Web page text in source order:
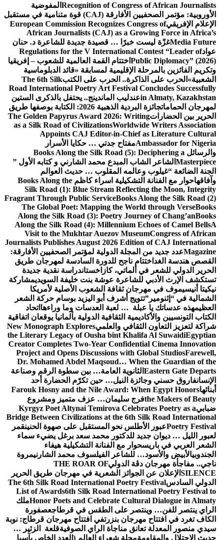
Recognition of Congress of African Journalists المفوضية
الأوروبية: مؤتمر الصحفيين الأفارقة (CAJ) قوة متنامية في مستقبل
الإعلام الإفريقيEuropean Commission Recognizes Congress of
African Journalists (CAJ) as a Growing Force in Africa’s
Media Futureغزّة ليست خبرًا … قصيدة جديدة للشاعرة د. حنان
عوادRegulations for the V International Contest “Leader of
Public Diplomacy” (2026) اختتام القمة العالمية للشعوب – إفريقيا
وتكريم الفائزين بالمرحلة الإقليمية لمسابقة «قائد الدبلوماسية
الشعبية» الحرب على الذاكرة.. الحرب على الكتبThe 6th Silk
Road International Poetry Art Festival Concludes Successfully
in Almaty, Kazakhstanعندليب الماندينج.. يحتفل بالذكرى الستين
لمهرجان الحمامات
جائزة البردية الذهبية 2026: الكتابة بوصفها طريق
الحرير بين الحضاراتThe Golden Papyrus Award 2026: Writing
as a Silk Road of CivilizationsWorldwide Writers Association
Appoints CAJ Editor-in-Chief as Literature Cultural
Ambassador for Nigeriaمفتاح جدتي … حكايا الأسرار
والرسائل Books Along the Silk Road (5): Deciphering a
Masterpiece الشاعر الشاب المبدع محمد الشارني و كتابه الأول ”
الجنة الضائعة “غيلوب وعالمه المقلوب … حديث العوالم
وآفاقهاحوار مع الفنانة التشكيلية اسراء كاظم Books Along the
Silk Road (1): Blue Stream Reflecting the Moon, Integrity
Fragrant Through Public ServiceBooks Along the Silk Road (2)
The Global Poet: Mapping the World through VerseBooks
Along the Silk Road (3): Poetry Journey of Chang’anBooks
Along the Silk Road (4): Millennium Echoes of Camel BellsA
Visit to the Mukhtar Auezov MuseumCongress of African
Journalists Publishes August 2026 Edition of CAJ International
Magazineعدد جديد من المجلة الدولية لمؤتمر الصحفيين الأفارقة:
القصص هندسة الغد اختتام ناجح للدورة السادسة لمهرجان طريق
الحرير الدولي للشعر في ألماتي، كازاخستاندراسة نقدية جديدة
تستكشف الإرث الأدبي للشاعرة عوشة بنت خليفة السويديمشاركة
نيكيتا أنيسيموف في مهرجان ثقافة الشعوب الأصلية لأمريكا
الشمالية في “إثنومير”تتويج أشرف أبو اليزيد بوسام حركة الشعر
العظيمهذه عدساتك يا عبلة … لعبة العدسات وما وراءها اتحاد
الكتاب التونسيين والأكاديمية الثقافية الدولية بألمانيا يوقعان اتفاقية
شراكة لتعزيز التعاون الثقافي والعلميNew Monograph Explores
the Literary Legacy of Ousha bint Khalifa Al SuwaidiEgyptian
Creator Completes Two-Year Confidential Cinema Innovation
Project and Opens Discussions with Global StudiosFarewell,
Dr. Mohamed Abdel Maqsoud… When the Guardian of the
Eastern Gate Departs الثانوية العامة… بين سطوة الرقم وصناعة
الإنسانفاروق حسني وجائزة النيل… حين تكرّم الحضارة أحد
أبنائهاFarouk Hosny and the Nile Award: When Egypt Honors
the Makers of Beautyفرج سليمان… عزف متميز ومشروع
ضبابيKyrgyz Poet Altynai Temirova Celebrates Poetry as a
Bridge Between Civilizations at the 6th Silk Road International
Poetry Festivalعبور الأطلس نحو المستقبل على صهوة الحنينقمر
لعبور الليل … ديوان جديد للدكتور محمد سعد برغل يضيء سماء
الشعر العربي في باريسحوار مع الفنانة التشكيلية هيفاء
الجندوبيالأبيض والأسود… للشاعر الفيلسوف محمد الشارنيمروة
ناجي.. مفاجأة مهرجان دڨة الدوليTHE ROAR OF
SILENCE الإعلان عن الجوائز الشعرية في مهرجان طريق الحرير
الدولي السادسThe 6th Silk Road International Poetry Festival
List of Awards6th Silk Road International Poetry Festival to
Honor Poets and Celebrate Cultural Dialogue in Almatyملك
الراي ينتصر للفن… وينتصر على الطقس في قرطاجعصفورة
الكاف تغرد في افتتاح مهرجان بنزرتفي افتتاح مهرجان قرطاج: نوبة
سيدي منصور المعدلة تعانق مناجاة الراي الصوفيةقلعة الزئير …
حديث الاحتلال والمقاومةمجلة شعراء العالم (العدد الخاص بآسيا